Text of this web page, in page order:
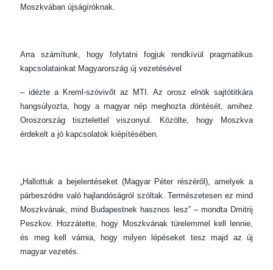
Moszkvában újságíróknak.
Arra számítunk, hogy folytatni fogjuk rendkívül pragmatikus
kapcsolatainkat Magyarország új vezetésével
– idézte a Kreml-szóvivőt az MTI. Az orosz elnök sajtótitkára
hangsúlyozta, hogy a magyar nép meghozta döntését, amihez
Oroszország tisztelettel viszonyul. Közölte, hogy Moszkva
érdekelt a jó kapcsolatok kiépítésében.
„Hallottuk a bejelentéseket (Magyar Péter részéről), amelyek a
párbeszédre való hajlandóságról szóltak. Természetesen ez mind
Moszkvának, mind Budapestnek hasznos lesz” – mondta Dmitrij
Peszkov. Hozzátette, hogy Moszkvának türelemmel kell lennie,
és meg kell várnia, hogy milyen lépéseket tesz majd az új
magyar vezetés.